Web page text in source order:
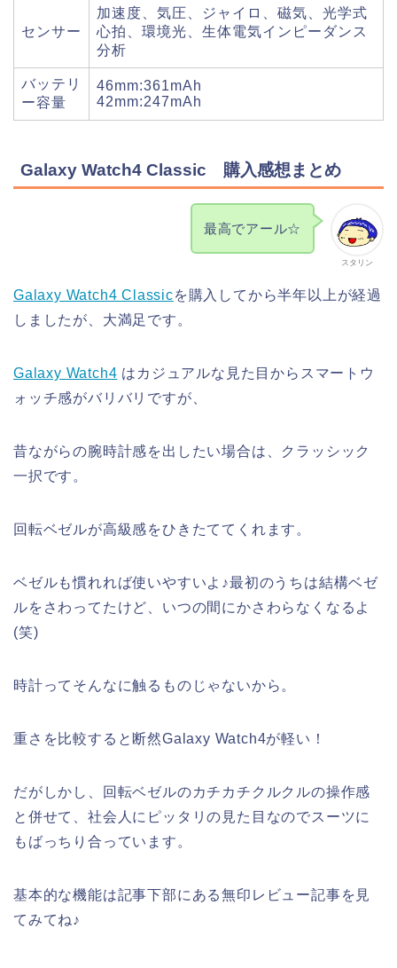
センサー
加速度、気圧、ジャイロ、磁気、光学式
心拍、環境光、生体電気インピーダンス
分析
バッテリ
ー容量
46mm:361mAh
42mm:247mAh
Galaxy Watch4 Classic 購入感想まとめ
スタリン
最高でアール☆
Galaxy Watch4 Classicを購入してから半年以上が経過
しましたが、大満足です。
Galaxy Watch4 はカジュアルな見た目からスマートウ
ォッチ感がバリバリですが、
昔ながらの腕時計感を出したい場合は、クラッシック
一択です。
回転ベゼルが高級感をひきたててくれます。
ベゼルも慣れれば使いやすいよ♪最初のうちは結構ベゼ
ルをさわってたけど、いつの間にかさわらなくなるよ
(笑)
時計ってそんなに触るものじゃないから。
重さを比較すると断然Galaxy Watch4が軽い！
だがしかし、回転ベゼルのカチカチクルクルの操作感
と併せて、社会人にピッタリの見た目なのでスーツに
もばっちり合っています。
基本的な機能は記事下部にある無印レビュー記事を見
てみてね♪